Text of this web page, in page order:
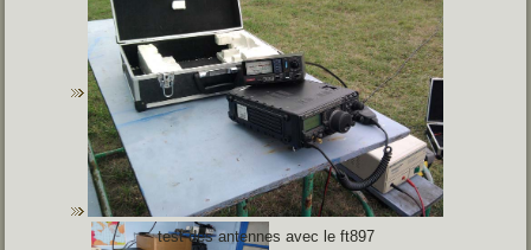
test des antennes avec le ft897